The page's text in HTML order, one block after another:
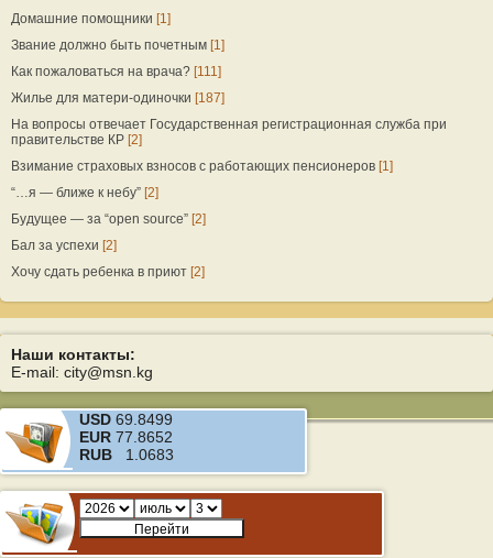
Домашние помощники [1]
Звание должно быть почетным [1]
Как пожаловаться на врача? [111]
Жилье для матери-одиночки [187]
На вопросы отвечает Государственная регистрационная служба при
правительстве КР [2]
Взимание страховых взносов с работающих пенсионеров [1]
“…я — ближе к небу” [2]
Будущее — за “open source” [2]
Бал за успехи [2]
Хочу сдать ребенка в приют [2]
Наши контакты:
E-mail: city@msn.kg
USD 69.8499
EUR 77.8652
RUB 1.0683